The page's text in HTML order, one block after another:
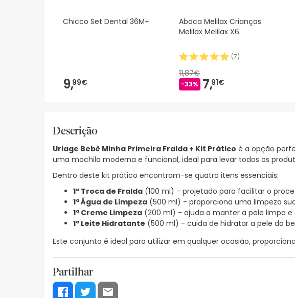
Chicco Set Dental 36M+
9,99€
Aboca Melilax Crianças
Melilax Melilax X6
(7)
11,87€
-33% 7,91€
Descrição
Uriage Bebê Minha Primeira Fralda + Kit Prático é a opção
uma mochila moderna e funcional, ideal para levar todos os
Dentro deste kit prático encontram-se quatro itens essenciais:
1ª Troca de Fralda (100 ml) - projetado para facilitar o
1ª Água de Limpeza (500 ml) - proporciona uma limpeza
1ª Creme Limpeza (200 ml) - ajuda a manter a pele limpa e
1ª Leite Hidratante (500 ml) - cuida de hidratar a pele do
Este conjunto é ideal para utilizar em qualquer ocasião,
Partilhar